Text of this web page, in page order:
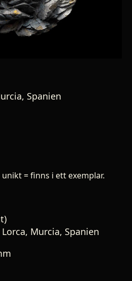
Spanien
= finns i ett exemplar.
Murcia, Spanien